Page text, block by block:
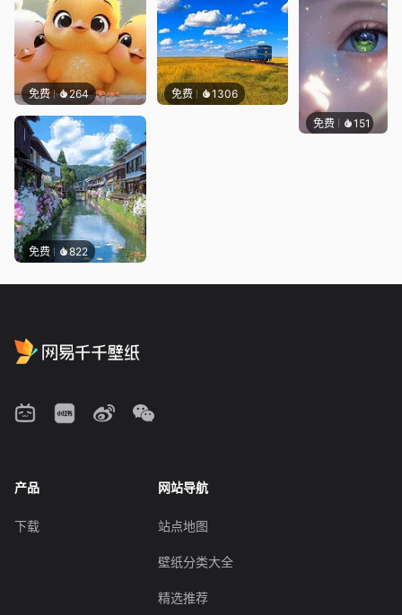
免费 264 免费 1306
免费 822
免费 151星梦
产品
下载
网站导航
站点地图
壁纸分类大全
精选推荐